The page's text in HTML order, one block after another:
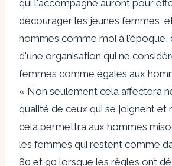
qui l'accompagne auront pour
décourager les jeunes femmes,
hommes comme moi à l'époque,
d'une organisation qui ne
femmes comme égales aux
« Non seulement cela affectera
qualité de ceux qui se joignent et
cela permettra aux hommes
les femmes qui restent comme
80 et 90 lorsque les règles ont